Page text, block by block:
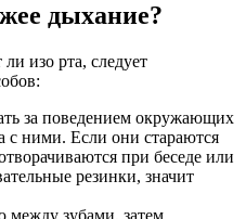
дыхание?
изо рта, следует
за поведением окружающих
с ними. Если они стараются
при беседе или
резинки, значит